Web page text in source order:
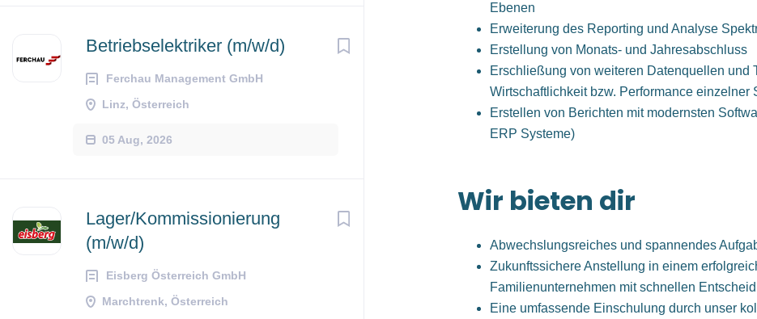
Betriebselektriker (m/w/d)
Ferchau Management GmbH
Linz, Österreich
05 Aug, 2026
Lager/Kommissionierung
(m/w/d)
Eisberg Österreich GmbH
Marchtrenk, Österreich
Ebenen
Erweiterung des Reporting und Analyse
Erstellung von Monats- und Jahresabschluss
Erschließung von weiteren Datenquellen und
Wirtschaftlichkeit bzw. Performance einzelner
Erstellen von Berichten mit modernsten
ERP Systeme)
Wir bieten dir
Abwechslungsreiches und spannendes
Zukunftssichere Anstellung in einem
Familienunternehmen mit schnellen
Eine umfassende Einschulung durch unser